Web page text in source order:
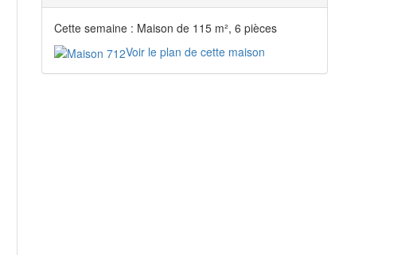
Cette semaine : Maison de 115 m², 6 pièces
Voir le plan de cette maison